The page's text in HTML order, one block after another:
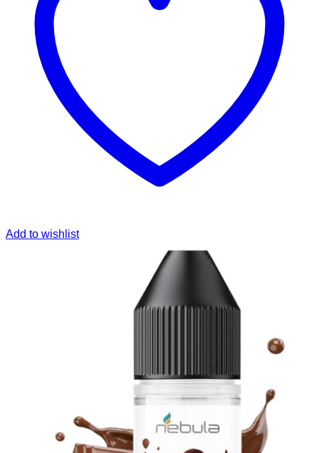
Add to wishlist